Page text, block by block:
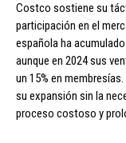
Costco sostiene su
participación en el
española ha
aunque en 2024 sus
un 15% en
su expansión sin la
proceso costoso y